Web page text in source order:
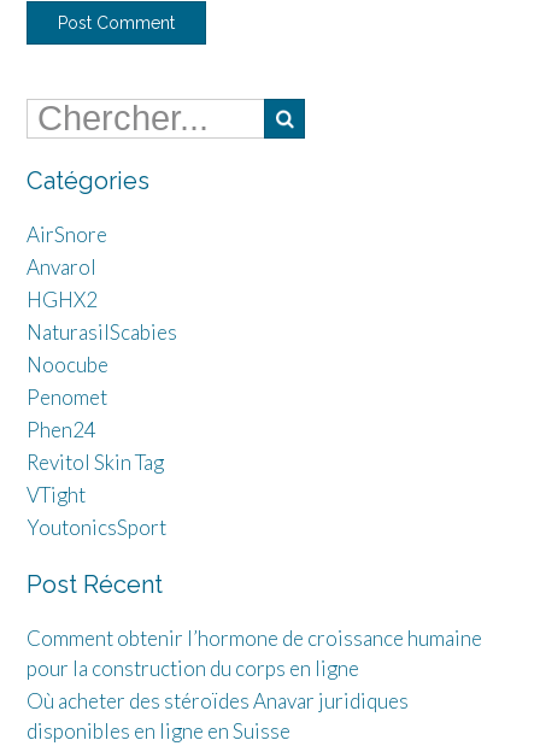
Catégories
AirSnore
Anvarol
HGHX2
NaturasilScabies
Noocube
Penomet
Phen24
Revitol Skin Tag
VTight
YoutonicsSport
Post Récent
Comment obtenir l’hormone de croissance humaine
pour la construction du corps en ligne
Où acheter des stéroïdes Anavar juridiques
disponibles en ligne en Suisse